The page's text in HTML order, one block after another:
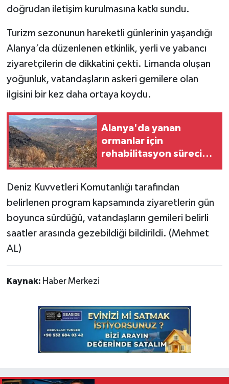
doğrudan iletişim kurulmasına katkı sundu.
Turizm sezonunun hareketli günlerinin yaşandığı
Alanya’da düzenlenen etkinlik, yerli ve yabancı
ziyaretçilerin de dikkatini çekti. Limanda oluşan
yoğunluk, vatandaşların askeri gemilere olan
ilgisini bir kez daha ortaya koydu.
Alanya'da yanan
ormanlar için
rehabilitasyon süreci
Deniz Kuvvetleri Komutanlığı tarafından
belirlenen program kapsamında ziyaretlerin gün
boyunca sürdüğü, vatandaşların gemileri belirli
saatler arasında gezebildiği bildirildi. (Mehmet
AL)
Kaynak: Haber Merkezi